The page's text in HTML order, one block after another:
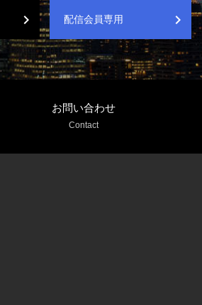
chevron_right 配信会員専用 chevron_right
お問い合わせ
Contact